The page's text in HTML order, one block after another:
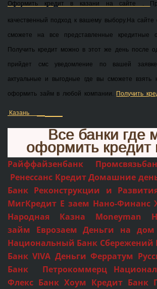
Оформить кредит в казани на сайте .
качественный подход к вашему выбору.На
сможете на все представленные кредитные
Получить кредит можно в этот же день после
прийдет смс уведомление по вашей
актуальные и выгодные где вы сможете взять
оформить займ в любой компании. Получить
Казань
Все банки где
оформить кредит
Райффайзенбанк
Ренессанс Кредит Домашние
Банк Реконструкции и
МигКредит Е заем Нано-Финанс
Народная Казна Moneyman
займ Еврозаем Деньги на
Национальный Банк Сбережений
Банк VIVA Деньги Ферратум
Банк Петрокоммерц
Флекс Банк Хоум Кредит Банк